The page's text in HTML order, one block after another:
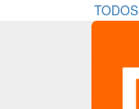
TODOS